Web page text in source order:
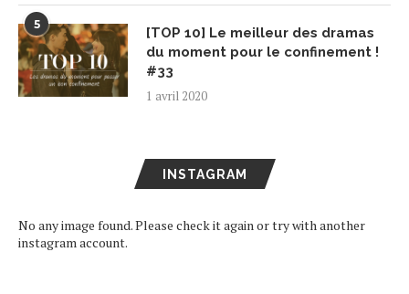
5
[TOP 10] Le meilleur des dramas
du moment pour le confinement !
#33
1 avril 2020
INSTAGRAM
No any image found. Please check it again or try with another
instagram account.